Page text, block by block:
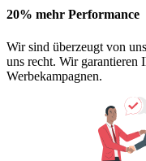
20% mehr Performance
Wir sind überzeugt von
uns recht. Wir garantieren
Werbekampagnen.